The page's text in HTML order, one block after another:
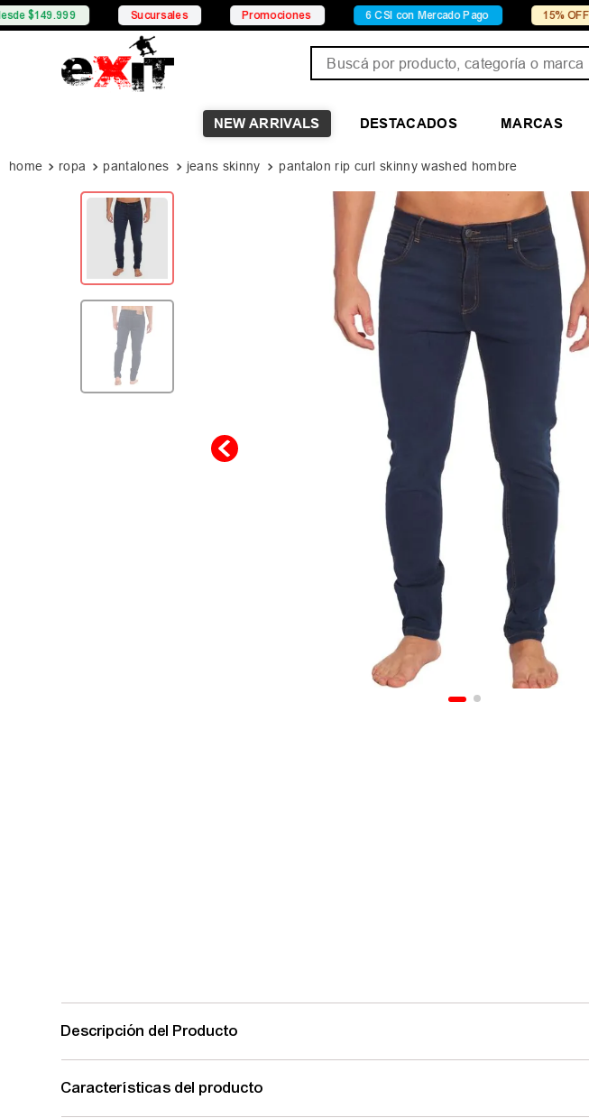
Sucursales Promociones 6 CSI con Mercado Pago 15% OFF X Transferencia
NEW ARRIVALS DESTACADOS MARCAS
ropa pantalones jeans skinny pantalon rip curl skinny washed hombre
Descripción del Producto
Características del producto